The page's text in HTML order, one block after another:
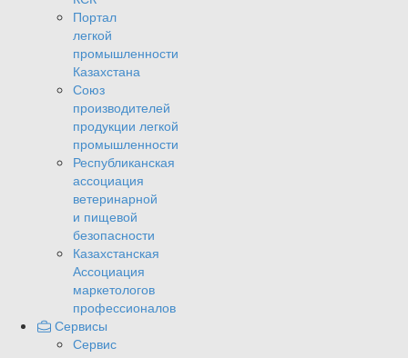
Портал
легкой
промышленности
Казахстана
Союз
производителей
продукции легкой
промышленности
Республиканская
ассоциация
ветеринарной
и пищевой
безопасности
Казахстанская
Ассоциация
маркетологов
профессионалов
Сервисы
Сервис